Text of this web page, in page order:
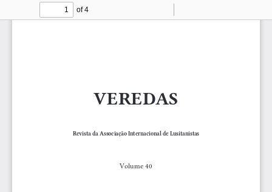
Find
of 4
Zoom
Volume 40
Revista da Associação Internacional de Lusitanistas
VEREDAS